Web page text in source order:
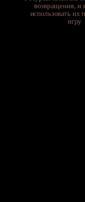
возвращения, и
использовать их
игру